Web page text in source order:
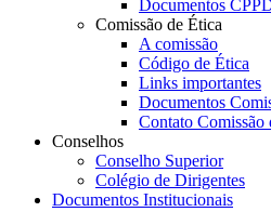
Documentos
Comissão de Ética
A comissão
Código de Ética
Links importantes
Documentos
Contato Comissão
Conselhos
Conselho Superior
Colégio de Dirigentes
Documentos Institucionais